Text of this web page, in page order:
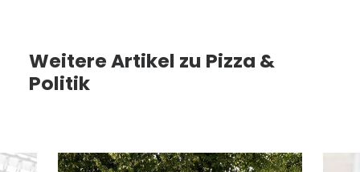
Weitere Artikel zu Pizza &
Politik